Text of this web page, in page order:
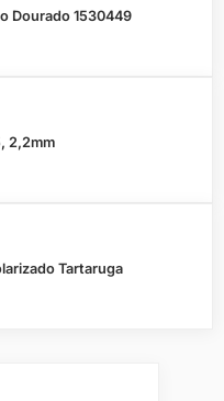
Dourado 1530449
2,2mm
Tartaruga